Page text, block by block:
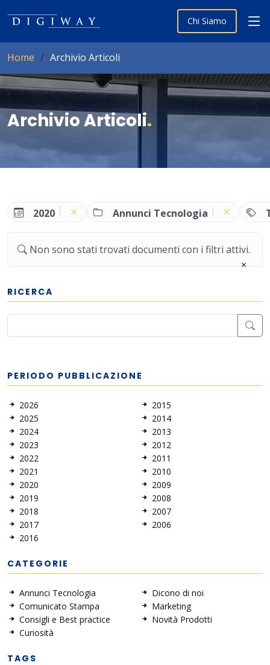
Chi Siamo
Home Archivio Articoli
Archivio Articoli.
2020 Annunci Tecnologia
Non sono stati trovati documenti con i filtri attivi.
RICERCA
PERIODO PUBBLICAZIONE
2026
2025
2024
2023
2022
2021
2020
2019
2018
2017
2016
2015
2014
2013
2012
2011
2010
2009
2008
2007
2006
CATEGORIE
Annunci Tecnologia
Comunicato Stampa
Consigli e Best practice
Curiosità
Dicono di noi
Marketing
Novità Prodotti
TAGS